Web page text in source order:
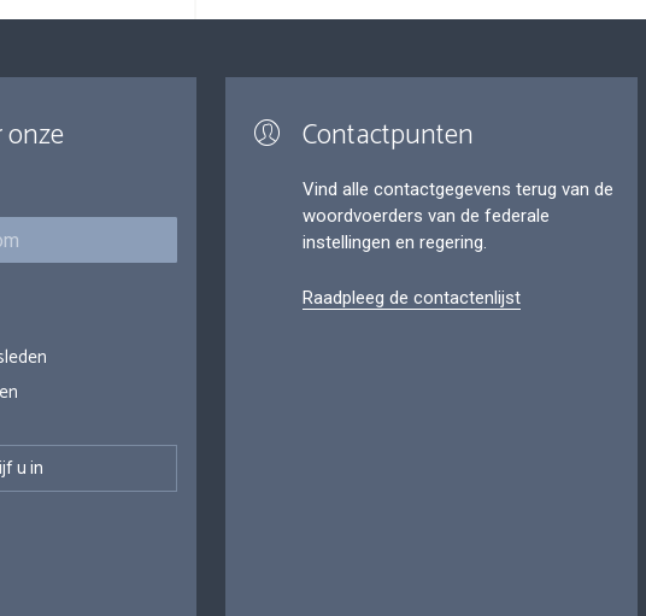
Contactpunten
Vind alle contactgegevens terug van de
woordvoerders van de federale
instellingen en regering.
Raadpleeg de contactenlijst